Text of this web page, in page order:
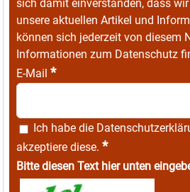
sich damit einverstanden, dass
unsere aktuellen Artikel und
können sich jederzeit von diesem
Informationen zum Datenschutz
E-Mail *
Ich habe die
akzeptiere diese. *
Bitte diesen Text hier unten